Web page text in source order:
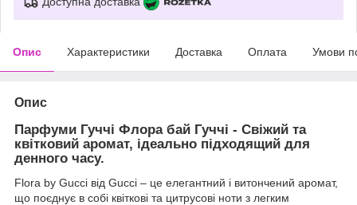
Опис Характеристики Доставка Оплата Умови
Опис
Парфуми Гуччі Флора бай Гуччі - Свіжий та
квітковий аромат, ідеально підходящий для
денного часу.
Flora by Gucci від Gucci – це елегантний і витончений аромат,
що поєднує в собі квіткові та цитрусові ноти з легким